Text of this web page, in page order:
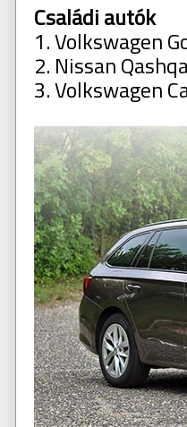
Családi autók
1. Volkswagen
2. Nissan
3. Volkswagen